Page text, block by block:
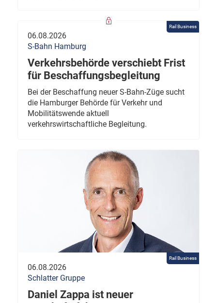
Rail Business
06.08.2026
S-Bahn Hamburg
Verkehrsbehörde verschiebt Frist
für Beschaffungsbegleitung
Bei der Beschaffung neuer S-Bahn-Züge sucht
die Hamburger Behörde für Verkehr und
Mobilitätswende aktuell
verkehrswirtschaftliche Begleitung.
Rail Business
06.08.2026
Schlatter Gruppe
Daniel Zappa ist neuer